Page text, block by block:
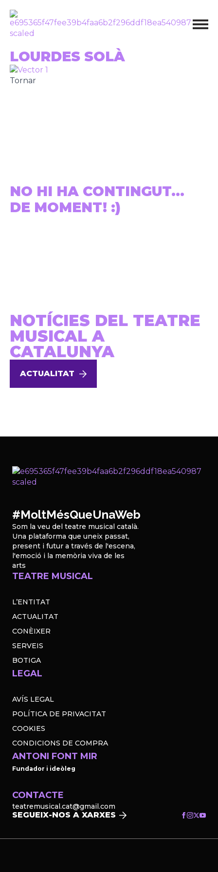
LOURDES SOLÀ
Tornar
NO HI HA CONTINGUT...
DE MOMENT! :)
NOTÍCIES DEL TEATRE
MUSICAL A
CATALUNYA
ACTUALITAT
#MoltMésQueUnaWeb
Som la veu del teatre musical català.
Una plataforma que uneix passat,
present i futur a través de l'escena,
l'emoció i la memòria viva de les
arts
TEATRE MUSICAL
L’ENTITAT
ACTUALITAT
CONÈIXER
SERVEIS
BOTIGA
LEGAL
AVÍS LEGAL
POLÍTICA DE PRIVACITAT
COOKIES
CONDICIONS DE COMPRA
ANTONI FONT MIR
Fundador i ideòleg
CONTACTE
teatremusical.cat@gmail.com
SEGUEIX-NOS A XARXES